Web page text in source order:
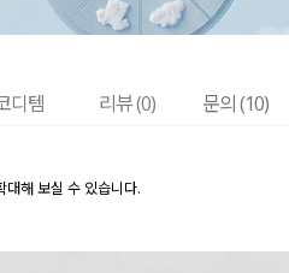
디템 리뷰 (0) 문의 (10)
대해 보실 수 있습니다.